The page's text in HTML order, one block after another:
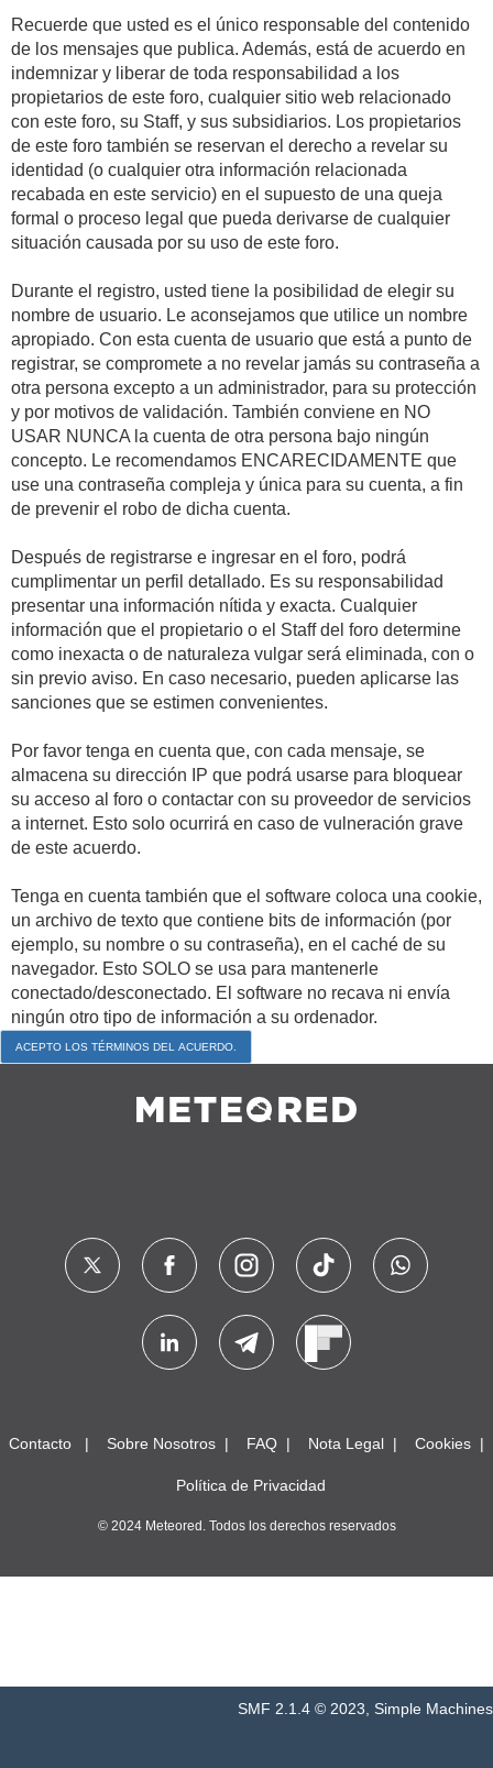
Recuerde que usted es el único responsable del contenido
de los mensajes que publica. Además, está de acuerdo en
indemnizar y liberar de toda responsabilidad a los
propietarios de este foro, cualquier sitio web relacionado
con este foro, su Staff, y sus subsidiarios. Los propietarios
de este foro también se reservan el derecho a revelar su
identidad (o cualquier otra información relacionada
recabada en este servicio) en el supuesto de una queja
formal o proceso legal que pueda derivarse de cualquier
situación causada por su uso de este foro.
Durante el registro, usted tiene la posibilidad de elegir su
nombre de usuario. Le aconsejamos que utilice un nombre
apropiado. Con esta cuenta de usuario que está a punto de
registrar, se compromete a no revelar jamás su contraseña a
otra persona excepto a un administrador, para su protección
y por motivos de validación. También conviene en NO
USAR NUNCA la cuenta de otra persona bajo ningún
concepto. Le recomendamos ENCARECIDAMENTE que
use una contraseña compleja y única para su cuenta, a fin
de prevenir el robo de dicha cuenta.
Después de registrarse e ingresar en el foro, podrá
cumplimentar un perfil detallado. Es su responsabilidad
presentar una información nítida y exacta. Cualquier
información que el propietario o el Staff del foro determine
como inexacta o de naturaleza vulgar será eliminada, con o
sin previo aviso. En caso necesario, pueden aplicarse las
sanciones que se estimen convenientes.
Por favor tenga en cuenta que, con cada mensaje, se
almacena su dirección IP que podrá usarse para bloquear
su acceso al foro o contactar con su proveedor de servicios
a internet. Esto solo ocurrirá en caso de vulneración grave
de este acuerdo.
Tenga en cuenta también que el software coloca una cookie,
un archivo de texto que contiene bits de información (por
ejemplo, su nombre o su contraseña), en el caché de su
navegador. Esto SOLO se usa para mantenerle
conectado/desconectado. El software no recava ni envía
ningún otro tipo de información a su ordenador.
Contacto Sobre Nosotros FAQ Nota Legal Cookies
Política de Privacidad
© 2024 Meteored. Todos los derechos reservados
SMF 2.1.4 © 2023 Simple Machines